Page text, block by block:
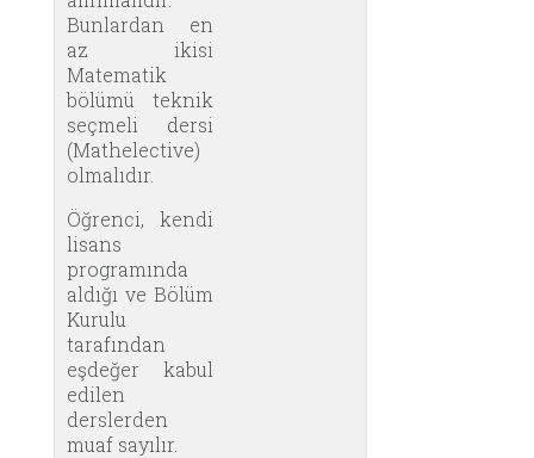
Bunlardan en
az ikisi
Matematik
bölümü teknik
seçmeli dersi
(Mathelective)
olmalıdır.
Öğrenci, kendi
lisans
programında
aldığı ve Bölüm
Kurulu
tarafından
eşdeğer kabul
edilen
derslerden
muaf sayılır.